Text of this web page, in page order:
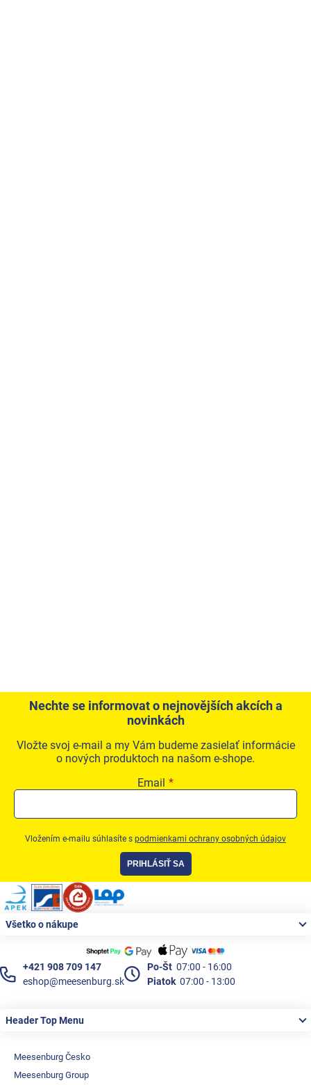
Nechte se informovat o nejnovějších akcích a
novinkách
Vložte svoj e-mail a my Vám budeme zasielať informácie
o nových produktoch na našom e-shope.
Email
Vložením e-mailu súhlasíte s podmienkami ochrany osobných údajov
PRIHLÁSIŤ SA
Zápätie
Všetko o nákupe
+421 908 709 147
eshop@meesenburg.sk
Po-Št 07:00 - 16:00
Piatok 07:00 - 13:00
Header Top Menu
Meesenburg Česko
Meesenburg Group